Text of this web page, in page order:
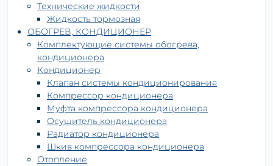
Технические жидкости
Жидкость тормозная
ОБОГРЕВ, КОНДИЦИОНЕР
Комплектующие системы обогрева,
кондиционера
Кондиционер
Клапан системы кондиционирования
Компрессор кондиционера
Муфта компрессора кондиционера
Осушитель кондиционера
Радиатор кондиционера
Шкив компрессора кондиционера
Отопление